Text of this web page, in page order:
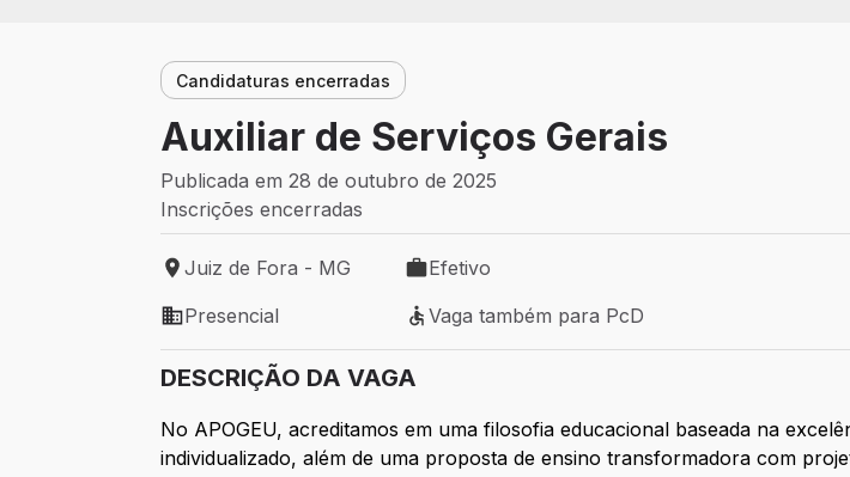
Candidaturas encerradas
Auxiliar de Serviços Gerais
Publicada em 28 de outubro de 2025
Inscrições encerradas
Local de trabalho: Juiz de Fora - MG
Juiz de Fora - MG
Tipo de vaga: Efetivo
Efetivo
Modelo de trabalho: Presencial
Presencial
Vaga também para PcD
Vaga também para PcD
DESCRIÇÃO DA VAGA
No APOGEU, acreditamos em uma filosofia educacional baseada na
individualizado, além de uma proposta de ensino transformadora com